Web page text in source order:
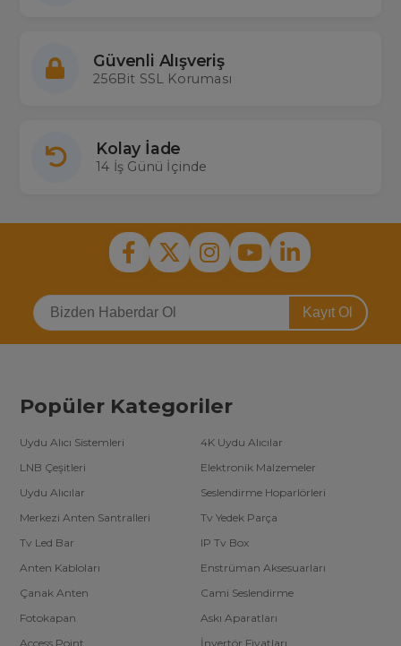
Güvenli Alışveriş
256Bit SSL Koruması
Kolay İade
14 İş Günü İçinde
Kayıt Ol
Popüler Kategoriler
Uydu Alıcı Sistemleri
4K Uydu Alıcılar
LNB Çeşitleri
Elektronik Malzemeler
Uydu Alıcılar
Seslendirme Hoparlörleri
Merkezi Anten Santralleri
Tv Yedek Parça
Tv Led Bar
IP Tv Box
Anten Kabloları
Enstrüman Aksesuarları
Çanak Anten
Cami Seslendirme
Fotokapan
Askı Aparatları
Access Point
İnvertör Fiyatları